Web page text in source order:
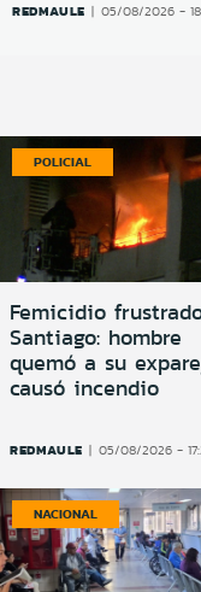
REDMAULE 05/08/2026 -
POLICIAL
Femicidio
Santiago: hombre
quemó a su
causó incendio
REDMAULE 05/08/2026 -
NACIONAL